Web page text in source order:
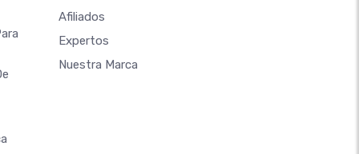
Afiliados
Expertos
Nuestra Marca